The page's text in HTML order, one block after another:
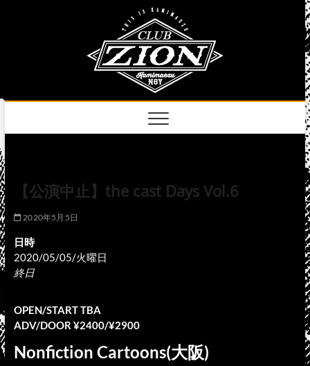
【公演中止】the cast Days Vol.6
2020年5月5日
日時
2020/05/05/火曜日
終日
OPEN/START TBA
ADV/DOOR ¥2400/¥2900
Nonfiction Cartoons(大阪)